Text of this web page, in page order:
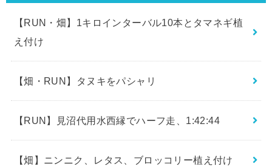
【RUN・畑】1キロインターバル10本とタマネギ植
え付け
【畑・RUN】タヌキをパシャリ
【RUN】見沼代用水西縁でハーフ走、1:42:44
【畑】ニンニク、レタス、ブロッコリー植え付け